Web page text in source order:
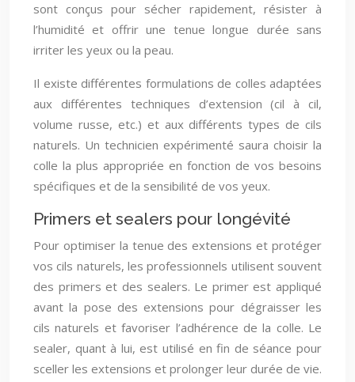
sont conçus pour sécher rapidement, résister à
l’humidité et offrir une tenue longue durée sans
irriter les yeux ou la peau.
Il existe différentes formulations de colles adaptées
aux différentes techniques d’extension (cil à cil,
volume russe, etc.) et aux différents types de cils
naturels. Un technicien expérimenté saura choisir la
colle la plus appropriée en fonction de vos besoins
spécifiques et de la sensibilité de vos yeux.
Primers et sealers pour longévité
Pour optimiser la tenue des extensions et protéger
vos cils naturels, les professionnels utilisent souvent
des primers et des sealers. Le primer est appliqué
avant la pose des extensions pour dégraisser les
cils naturels et favoriser l’adhérence de la colle. Le
sealer, quant à lui, est utilisé en fin de séance pour
sceller les extensions et prolonger leur durée de vie.